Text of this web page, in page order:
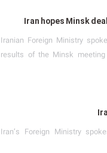
Iran hopes Minsk
Iranian Foreign Ministry
results of the Minsk
Iran’s Foreign Ministry